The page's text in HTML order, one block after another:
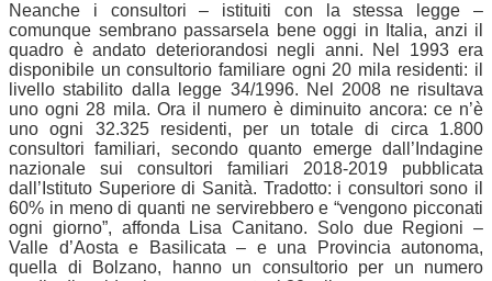
Neanche i consultori – istituiti con la stessa legge –
comunque sembrano passarsela bene oggi in Italia, anzi il
quadro è andato deteriorandosi negli anni. Nel 1993 era
disponibile un consultorio familiare ogni 20 mila residenti: il
livello stabilito dalla legge 34/1996. Nel 2008 ne risultava
uno ogni 28 mila. Ora il numero è diminuito ancora: ce n’è
uno ogni 32.325 residenti, per un totale di circa 1.800
consultori familiari, secondo quanto emerge dall’Indagine
nazionale sui consultori familiari 2018-2019 pubblicata
dall’Istituto Superiore di Sanità. Tradotto: i consultori sono il
60% in meno di quanti ne servirebbero e “vengono picconati
ogni giorno”, affonda Lisa Canitano. Solo due Regioni –
Valle d’Aosta e Basilicata – e una Provincia autonoma,
quella di Bolzano, hanno un consultorio per un numero